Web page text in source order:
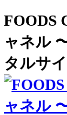
FOODS
ャネル
タルサ